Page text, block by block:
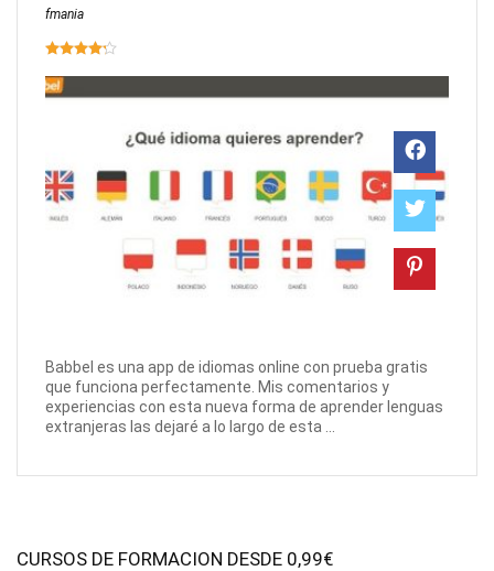
fmania
Babbel es una app de idiomas online con prueba gratis
que funciona perfectamente. Mis comentarios y
experiencias con esta nueva forma de aprender lenguas
extranjeras las dejaré a lo largo de esta ...
CURSOS DE FORMACION DESDE 0,99€